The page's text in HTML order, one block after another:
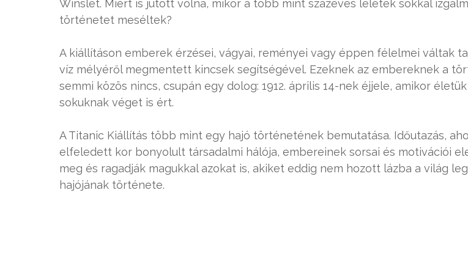
Winslet. Miért is jutott volna, mikor a több mint százéves leletek sokkal
történetet meséltek?
A kiállításon emberek érzései, vágyai, reményei vagy éppen félelmei váltak
víz mélyéről megmentett kincsek segítségével. Ezeknek az embereknek a
semmi közös nincs, csupán egy dolog: 1912. április 14-nek éjjele, amikor
sokuknak véget is ért.
A Titanic Kiállítás több mint egy hajó történetének bemutatása. Időutazás,
elfeledett kor bonyolult társadalmi hálója, embereinek sorsai és motivációi
meg és ragadják magukkal azokat is, akiket eddig nem hozott lázba a világ
hajójának története.